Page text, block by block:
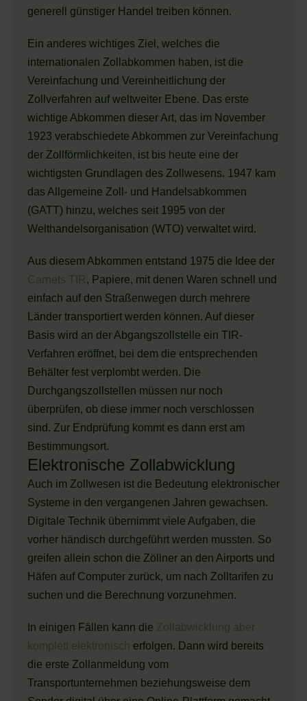
generell günstiger Handel treiben können.
Ein anderes wichtiges Ziel, welches die
internationalen Zollabkommen haben, ist die
Vereinfachung und Vereinheitlichung der
Zollverfahren auf weltweiter Ebene. Das erste
wichtige Abkommen dieser Art, das im November
1923 verabschiedete Abkommen zur Vereinfachung
der Zollförmlichkeiten, ist bis heute eine der
wichtigsten Grundlagen des Zollwesens. 1947 kam
das Allgemeine Zoll- und Handelsabkommen
(GATT) hinzu, welches seit 1995 von der
Welthandelsorganisation (WTO) verwaltet wird.
Aus diesem Abkommen entstand 1975 die Idee der
Carnets TIR, Papiere, mit denen Waren schnell und
einfach auf den Straßenwegen durch mehrere
Länder transportiert werden können. Auf dieser
Basis wird an der Abgangszollstelle ein TIR-
Verfahren eröffnet, bei dem die entsprechenden
Behälter fest verplombt werden. Die
Durchgangszollstellen müssen nur noch
überprüfen, ob diese immer noch verschlossen
sind. Zur Endprüfung kommt es dann erst am
Bestimmungsort.
Elektronische Zollabwicklung
Auch im Zollwesen ist die Bedeutung elektronischer
Systeme in den vergangenen Jahren gewachsen.
Digitale Technik übernimmt viele Aufgaben, die
vorher händisch durchgeführt werden mussten. So
greifen allein schon die Zöllner an den Airports und
Häfen auf Computer zurück, um nach Zolltarifen zu
suchen und die Berechnung vorzunehmen.
In einigen Fällen kann die Zollabwicklung aber
komplett elektronisch erfolgen. Dann wird bereits
die erste Zollanmeldung vom
Transportunternehmen beziehungsweise dem